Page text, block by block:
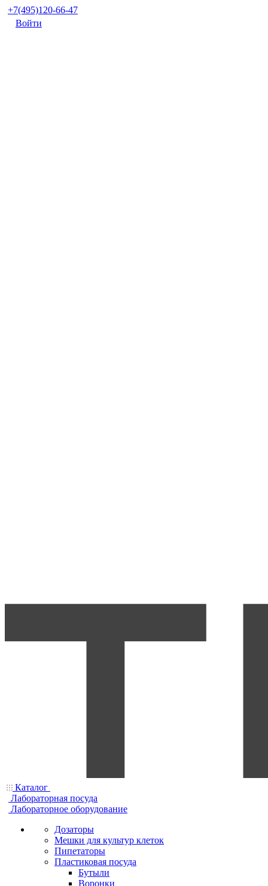
+7(495)120-66-47
Войти
Каталог
Лабораторная посуда
Лабораторное оборудование
Дозаторы
Мешки для культур клеток
Пипетаторы
Пластиковая посуда
Бутыли
Воронки